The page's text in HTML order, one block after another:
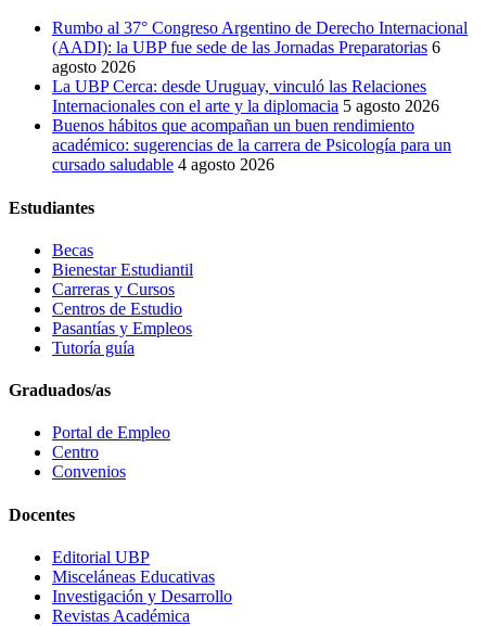
Rumbo al 37° Congreso Argentino de Derecho Internacional
(AADI): la UBP fue sede de las Jornadas Preparatorias 6
agosto 2026
La UBP Cerca: desde Uruguay, vinculó las Relaciones
Internacionales con el arte y la diplomacia 5 agosto 2026
Buenos hábitos que acompañan un buen rendimiento
académico: sugerencias de la carrera de Psicología para un
cursado saludable 4 agosto 2026
Estudiantes
Becas
Bienestar Estudiantil
Carreras y Cursos
Centros de Estudio
Pasantías y Empleos
Tutoría guía
Graduados/as
Portal de Empleo
Centro
Convenios
Docentes
Editorial UBP
Misceláneas Educativas
Investigación y Desarrollo
Revistas Académica